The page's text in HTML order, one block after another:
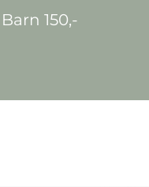
150,-